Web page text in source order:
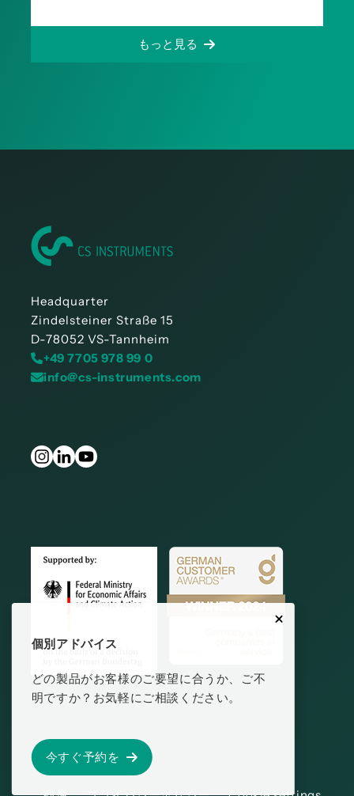
もっと見る
個別アドバイス
どの製品がお客様のご要望に合うか、ご不
明ですか？お気軽にご相談ください。
今すぐ予約を
Headquarter
Zindelsteiner Straße 15
D-78052 VS-Tannheim
+49 7705 978 99 0
info@cs-instruments.com